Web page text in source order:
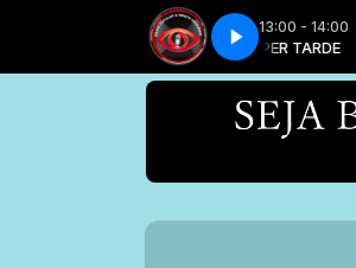
13:00 - 14:00
SUPER TARDE